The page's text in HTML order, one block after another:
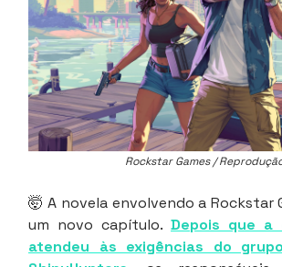
Rockstar Games /
🤯 A novela envolvendo a Rockstar
um novo capítulo. Depois que a
atendeu às exigências do